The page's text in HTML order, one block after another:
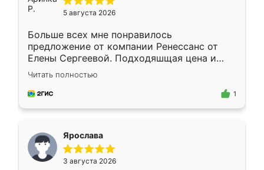
5 августа 2026
Больше всех мне понравилось
предложение от компании Ренессанс от
Елены Сергеевой. Подходяшщая цена и
короткие сроки изготовления. Приехавший
для замера сотрудник Владислав
предложил по моему эскизу самый
Читать полностью
1
Ярослава
3 августа 2026